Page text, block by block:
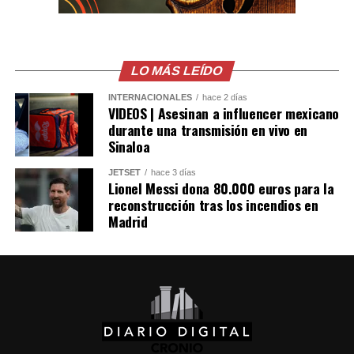
registrado 13,494 accidentes de tránsito, con 9,372
invasión de carril, el no respeto a las señales
prioritarias, no guardar la distancia de seguridad y la
velocidad inadecuada.
LO MÁS LEÍDO
INTERNACIONALES hace 2 días
VIDEOS | Asesinan a influencer mexicano
durante una transmisión en vivo en
Sinaloa
JETSET hace 3 días
Lionel Messi dona 80.000 euros para la
reconstrucción tras los incendios en
Madrid